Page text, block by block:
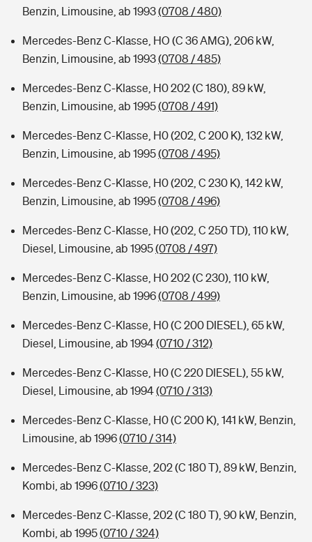
Benzin, Limousine, ab 1993(0708 / 480)
Mercedes-Benz C-Klasse, HO (C 36 AMG), 206 kW,
Benzin, Limousine, ab 1993(0708 / 485)
Mercedes-Benz C-Klasse, H0 202 (C 180), 89 kW,
Benzin, Limousine, ab 1995(0708 / 491)
Mercedes-Benz C-Klasse, H0 (202, C 200 K), 132 kW,
Benzin, Limousine, ab 1995(0708 / 495)
Mercedes-Benz C-Klasse, H0 (202, C 230 K), 142 kW,
Benzin, Limousine, ab 1995(0708 / 496)
Mercedes-Benz C-Klasse, H0 (202, C 250 TD), 110 kW,
Diesel, Limousine, ab 1995(0708 / 497)
Mercedes-Benz C-Klasse, H0 202 (C 230), 110 kW,
Benzin, Limousine, ab 1996(0708 / 499)
Mercedes-Benz C-Klasse, H0 (C 200 DIESEL), 65 kW,
Diesel, Limousine, ab 1994(0710 / 312)
Mercedes-Benz C-Klasse, H0 (C 220 DIESEL), 55 kW,
Diesel, Limousine, ab 1994(0710 / 313)
Mercedes-Benz C-Klasse, H0 (C 200 K), 141 kW, Benzin,
Limousine, ab 1996(0710 / 314)
Mercedes-Benz C-Klasse, 202 (C 180 T), 89 kW, Benzin,
Kombi, ab 1996(0710 / 323)
Mercedes-Benz C-Klasse, 202 (C 180 T), 90 kW, Benzin,
Kombi, ab 1995(0710 / 324)